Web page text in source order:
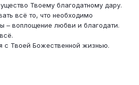
Твоему благодатному дару.
всё то, что необходимо
– воплощение любви и благодати.
с Твоей Божественной жизнью.